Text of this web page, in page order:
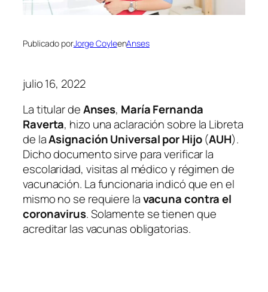
Publicado porJorge CoyleenAnses
julio 16, 2022
La titular deAnses, María Fernanda
Raverta, hizo una aclaración sobre la Libreta
de laAsignación Universal por Hijo (AUH).
Dicho documento sirve para verificar la
escolaridad, visitas al médico y régimen de
vacunación. La funcionaria indicó que en el
mismo no se requiere lavacuna contra el
coronavirus. Solamente se tienen que
acreditar las vacunas obligatorias.